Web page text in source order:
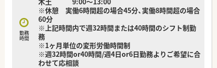
＼＼ こんな方にオススメです☆ ／／
■セルフメディケーションに携わりたい方！
■OTC販売のご経験を活かしたい方！
■福利厚生が整っている大手企業で働きたい方！
勤務
時間
※休憩 実働6時間超の場合45分、実働8時間超の場合
60分
※上記時間内で週32時間または40時間のシフト制勤
務
※1ヶ月単位の変形労働時間制
※週32時間or40時間/週4日or6日勤務よりご希望に合
わせて応相談